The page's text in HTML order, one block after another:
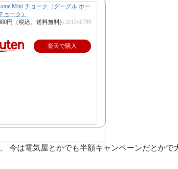
Mini チョーク（グーグル ホー
ョーク）
円（税込、送料無料) (2019/8/7時
楽天で購入
今は電気屋とかでも半額キャンペーンだとかで